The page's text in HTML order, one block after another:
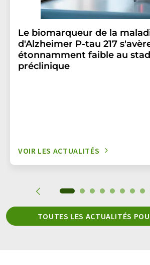
Le biomarqueur de la
d'Alzheimer P-tau 217
étonnamment faible au
préclinique
VOIR LES ACTUALITÉS
TOUTES LES ACTUALITÉS